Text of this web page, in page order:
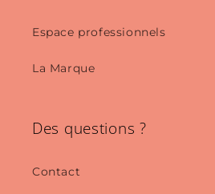
Espace professionnels
La Marque
Des questions ?
Contact